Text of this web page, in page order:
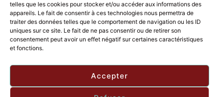
telles que les cookies pour stocker et/ou accéder aux informations des
appareils. Le fait de consentir à ces technologies nous permettra de
traiter des données telles que le comportement de navigation ou les ID
uniques sur ce site. Le fait de ne pas consentir ou de retirer son
consentement peut avoir un effet négatif sur certaines caractéristiques
et fonctions.
Accepter